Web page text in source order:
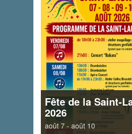
Fête de la Saint-
2026
août 7 -août 10